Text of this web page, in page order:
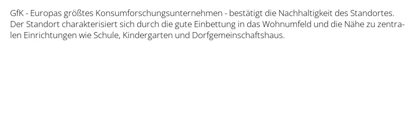
GfK - Euro­pas größ­tes Kon­sum­for­schungs­un­ter­neh­men - bestä­tigt die Nach­hal­tig­keit des Stand­or­tes.
Der Stand­ort cha­rak­te­ri­siert sich durch die gute Ein­bet­tung in das Wohn­um­feld und die Nähe zu zen­tra­
len Ein­rich­tun­gen wie Schu­le, Kin­der­gar­ten und Dorf­ge­mein­schafts­haus.